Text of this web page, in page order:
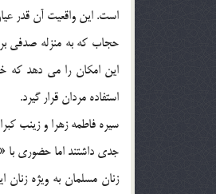
است. اين واقعيت آن قدر
حجاب كه به منزله صدفي
اين امكان را مي دهد كه
استفاده مردان قرار گيرد.
سيره فاطمه زهرا و زينب
جدي داشتند اما حضوري
زنان مسلمان به ويژه